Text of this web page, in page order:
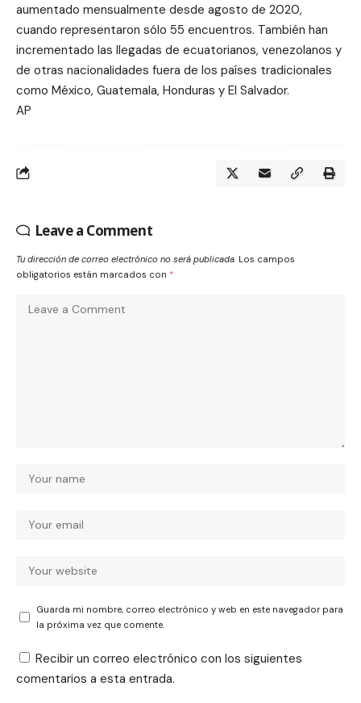
aumentado mensualmente desde agosto de 2020,
cuando representaron sólo 55 encuentros. También han
incrementado las llegadas de ecuatorianos, venezolanos y
de otras nacionalidades fuera de los países tradicionales
como México, Guatemala, Honduras y El Salvador.
AP
Leave a Comment
Tu dirección de correo electrónico no será publicada. Los campos
obligatorios están marcados con *
Guarda mi nombre, correo electrónico y web en este navegador para
la próxima vez que comente.
Recibir un correo electrónico con los siguientes
comentarios a esta entrada.